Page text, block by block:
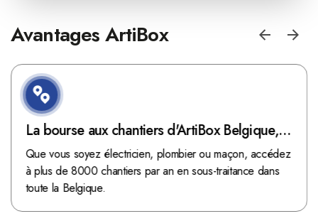
Avantages ArtiBox
La bourse aux chantiers d'ArtiBox Belgique,
véritable mine d'or !
Que vous soyez électricien, plombier ou maçon, accédez
à plus de 8000 chantiers par an en sous-traitance dans
toute la Belgique.